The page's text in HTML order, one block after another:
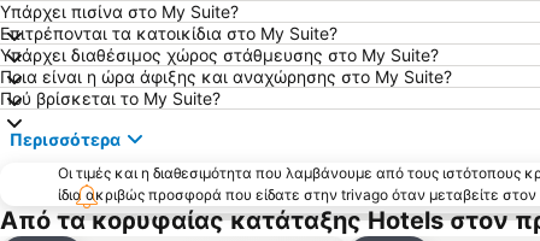
Υπάρχει πισίνα στο My Suite?
Επιτρέπονται τα κατοικίδια στο My Suite?
Υπάρχει διαθέσιμος χώρος στάθμευσης στο My Suite?
Ποια είναι η ώρα άφιξης και αναχώρησης στο My Suite?
Πού βρίσκεται το My Suite?
Περισσότερα
Οι τιμές και η διαθεσιμότητα που λαμβάνουμε από τους
ίδια ακριβώς προσφορά που είδατε στην trivago όταν μεταβείτε
Από τα κορυφαίας κατάταξης Hotels στον